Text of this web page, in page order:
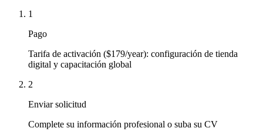
1
Pago
Tarifa de activación ($179/year): configuración de tienda
digital y capacitación global
2
Enviar solicitud
Complete su información profesional o suba su CV